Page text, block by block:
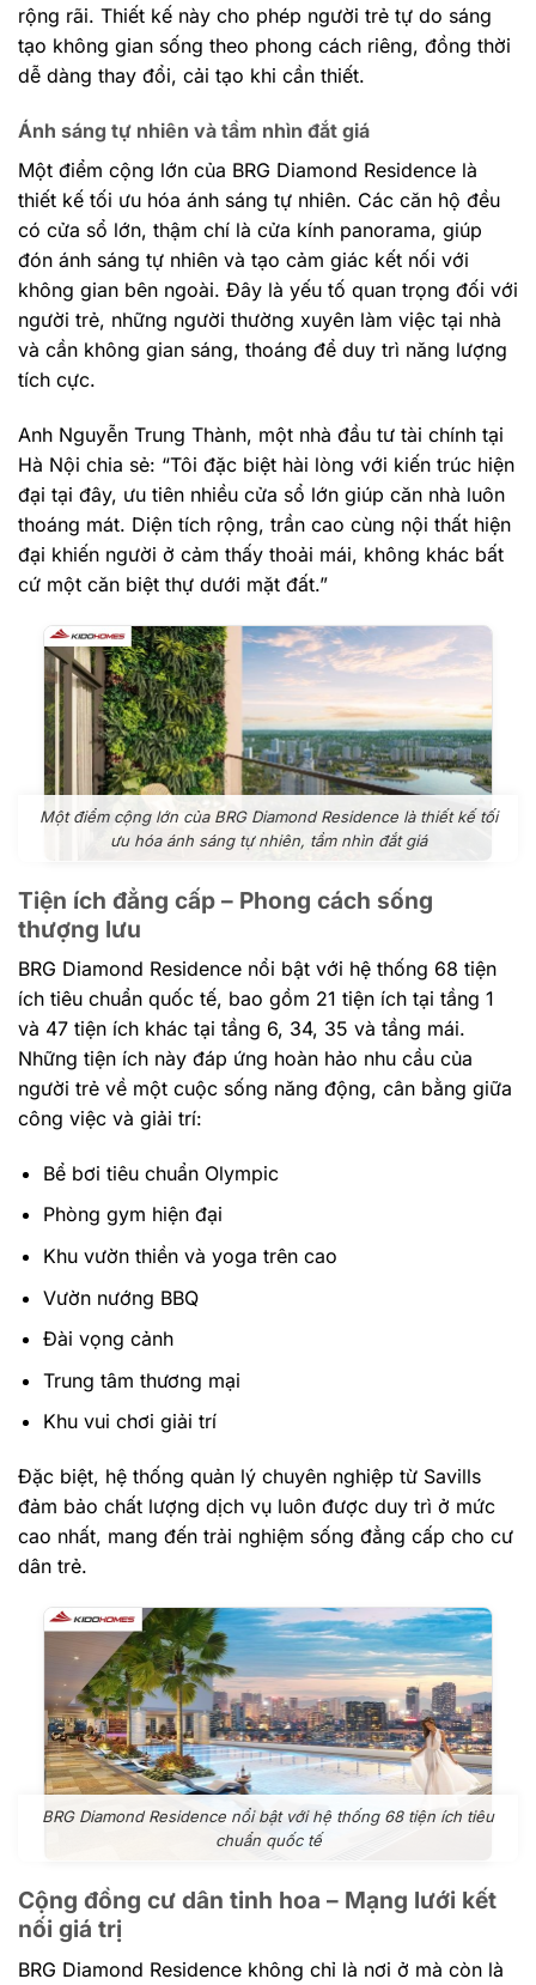
rộng rãi. Thiết kế này cho phép người trẻ tự do sáng
tạo không gian sống theo phong cách riêng, đồng thời
dễ dàng thay đổi, cải tạo khi cần thiết.
Ánh sáng tự nhiên và tầm nhìn đắt giá
Một điểm cộng lớn của BRG Diamond Residence là
thiết kế tối ưu hóa ánh sáng tự nhiên. Các căn hộ đều
có cửa sổ lớn, thậm chí là cửa kính panorama, giúp
đón ánh sáng tự nhiên và tạo cảm giác kết nối với
không gian bên ngoài. Đây là yếu tố quan trọng đối với
người trẻ, những người thường xuyên làm việc tại nhà
và cần không gian sáng, thoáng để duy trì năng lượng
tích cực.
Anh Nguyễn Trung Thành, một nhà đầu tư tài chính tại
Hà Nội chia sẻ: “Tôi đặc biệt hài lòng với kiến trúc hiện
đại tại đây, ưu tiên nhiều cửa sổ lớn giúp căn nhà luôn
thoáng mát. Diện tích rộng, trần cao cùng nội thất hiện
đại khiến người ở cảm thấy thoải mái, không khác bất
cứ một căn biệt thự dưới mặt đất.”
Một điểm cộng lớn của BRG Diamond Residence là thiết kế tối
ưu hóa ánh sáng tự nhiên, tầm nhìn đắt giá
Tiện ích đẳng cấp – Phong cách sống
thượng lưu
BRG Diamond Residence nổi bật với hệ thống 68 tiện
ích tiêu chuẩn quốc tế, bao gồm 21 tiện ích tại tầng 1
và 47 tiện ích khác tại tầng 6, 34, 35 và tầng mái.
Những tiện ích này đáp ứng hoàn hảo nhu cầu của
người trẻ về một cuộc sống năng động, cân bằng giữa
công việc và giải trí:
Bể bơi tiêu chuẩn Olympic
Phòng gym hiện đại
Khu vườn thiền và yoga trên cao
Vườn nướng BBQ
Đài vọng cảnh
Trung tâm thương mại
Khu vui chơi giải trí
Đặc biệt, hệ thống quản lý chuyên nghiệp từ Savills
đảm bảo chất lượng dịch vụ luôn được duy trì ở mức
cao nhất, mang đến trải nghiệm sống đẳng cấp cho cư
dân trẻ.
BRG Diamond Residence nổi bật với hệ thống 68 tiện ích tiêu
chuẩn quốc tế
Cộng đồng cư dân tinh hoa – Mạng lưới kết
nối giá trị
BRG Diamond Residence không chỉ là nơi ở mà còn là